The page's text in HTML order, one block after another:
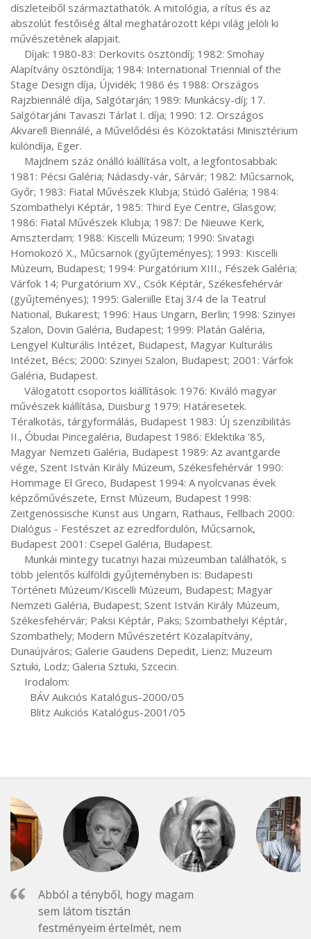
díszleteiből származtathatók. A mitológia, a rítus és az
abszolút festőiség által meghatározott képi világ jelöli ki
művészetének alapjait.
Alapítvány ösztöndíja; 1984: International Triennial of the
Stage Design díja, Újvidék; 1986 és 1988: Országos
Rajzbiennálé díja, Salgótarján; 1989: Munkácsy-díj; 17.
Salgótarjáni Tavaszi Tárlat I. díja; 1990: 12. Országos
Akvarell Biennálé, a Művelődési és Közoktatási Minisztérium
különdíja, Eger.
1981: Pécsi Galéria; Nádasdy-vár, Sárvár; 1982: Műcsarnok,
Győr; 1983: Fiatal Művészek Klubja; Stúdó Galéria; 1984:
Szombathelyi Képtár, 1985: Third Eye Centre, Glasgow;
1986: Fiatal Művészek Klubja; 1987: De Nieuwe Kerk,
Amszterdam; 1988: Kiscelli Múzeum; 1990: Sivatagi
Homokozó X., Műcsarnok (gyűjteményes); 1993: Kiscelli
Múzeum, Budapest; 1994: Purgatórium XIII., Fészek Galéria;
Várfok 14; Purgatórium XV., Csók Képtár, Székesfehérvár
(gyűjteményes); 1995: Galeriille Etaj 3/4 de la Teatrul
National, Bukarest; 1996: Haus Ungarn, Berlin; 1998: Szinyei
Szalon, Dovin Galéria, Budapest; 1999: Platán Galéria,
Lengyel Kulturális Intézet, Budapest, Magyar Kulturális
Intézet, Bécs; 2000: Szinyei Szalon, Budapest; 2001: Várfok
Galéria, Budapest.
művészek kiállítása, Duisburg 1979: Határesetek.
Téralkotás, tárgyformálás, Budapest 1983: Új szenzibilitás
II., Óbudai Pincegaléria, Budapest 1986: Eklektika '85,
Magyar Nemzeti Galéria, Budapest 1989: Az avantgarde
vége, Szent István Király Múzeum, Székesfehérvár 1990:
Hommage El Greco, Budapest 1994: A nyolcvanas évek
képzőművészete, Ernst Múzeum, Budapest 1998:
Zeitgenössische Kunst aus Ungarn, Rathaus, Fellbach 2000:
Dialógus - Festészet az ezredfordulón, Műcsarnok,
Budapest 2001: Csepel Galéria, Budapest.
több jelentős külföldi gyűjteményben is: Budapesti
Történeti Múzeum/Kiscelli Múzeum, Budapest; Magyar
Nemzeti Galéria, Budapest; Szent István Király Múzeum,
Székesfehérvár; Paksi Képtár, Paks; Szombathelyi Képtár,
Szombathely; Modern Művészetért Közalapítvány,
Dunaújváros; Galerie Gaudens Depedit, Lienz; Muzeum
Sztuki, Lodz; Galeria Sztuki, Szcecin.
       Blitz Aukciós Katalógus-2001/05
Abból a tényből, hogy magam
sem látom tisztán
festményeim értelmét, nem